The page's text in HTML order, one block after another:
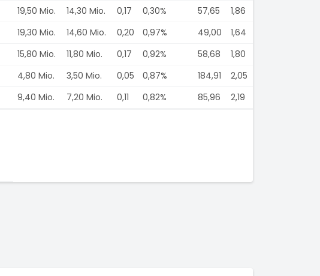
19,50 Mio. 14,30 Mio. 0,17 0,30% 57,65
1,86
19,30 Mio. 14,60 Mio. 0,20 0,97% 49,00
1,64
15,80 Mio. 11,80 Mio. 0,17 0,92% 58,68
1,80
4,80 Mio. 3,50 Mio. 0,05 0,87% 184,91
2,05
9,40 Mio. 7,20 Mio. 0,11 0,82% 85,96
2,19